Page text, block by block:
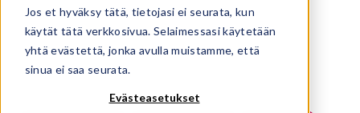
Jos et hyväksy tätä, tietojasi ei seurata, kun
käytät tätä verkkosivua. Selaimessasi käytetään
yhtä evästettä, jonka avulla muistamme, että
sinua ei saa seurata.
Evästeasetukset